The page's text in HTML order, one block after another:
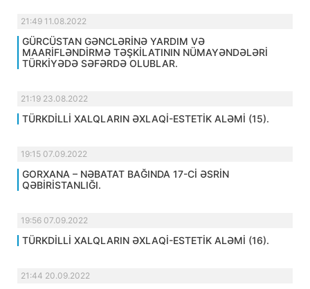
21:49 11.08.2022
GÜRCÜSTAN GƏNCLƏRİNƏ YARDIM VƏ
MAARİFLƏNDİRMƏ TƏŞKİLATININ NÜMAYƏNDƏLƏRİ
TÜRKİYƏDƏ SƏFƏRDƏ OLUBLAR.
21:19 23.08.2022
TÜRKDİLLİ XALQLARIN ƏXLAQİ-ESTETİK ALƏMİ (15).
19:15 07.09.2022
GORXANA – NƏBATAT BAĞINDA 17-Cİ ƏSRİN
QƏBİRİSTANLIĞI.
19:56 07.09.2022
TÜRKDİLLİ XALQLARIN ƏXLAQİ-ESTETİK ALƏMİ (16).
21:44 20.09.2022